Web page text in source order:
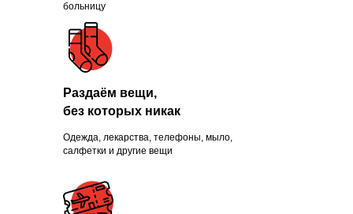
больницу
Одежда, лекарства, телефоны, мыло,
салфетки и другие вещи
Раздаём вещи,
без которых никак
1300 нуждающихся и
продолжаем это делать
каждый день
ПРИСОЕДИНИТЬСЯ